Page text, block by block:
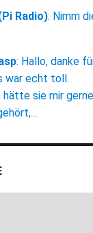
Radio): Nimm
: Hallo, danke
war echt toll.
hätte sie mir